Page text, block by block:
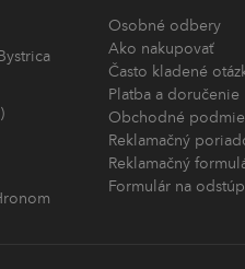
Osobné odbery
Ako nakupovať
Často kladené
Platba a doručenie
Obchodné
Reklamačný
Reklamačný
Formulár na